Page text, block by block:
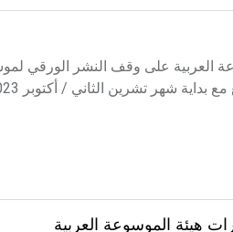
العربية على وقف النشر الورقي
شهر تشرين الثاني / أكتوبر 2023.
هيئة الموسوعة العربية